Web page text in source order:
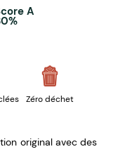
A
Zéro déchet
original avec des